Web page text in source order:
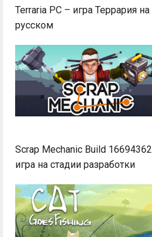
Terraria PC – игра Террария на
русском
Scrap Mechanic Build 16694362
игра на стадии разработки